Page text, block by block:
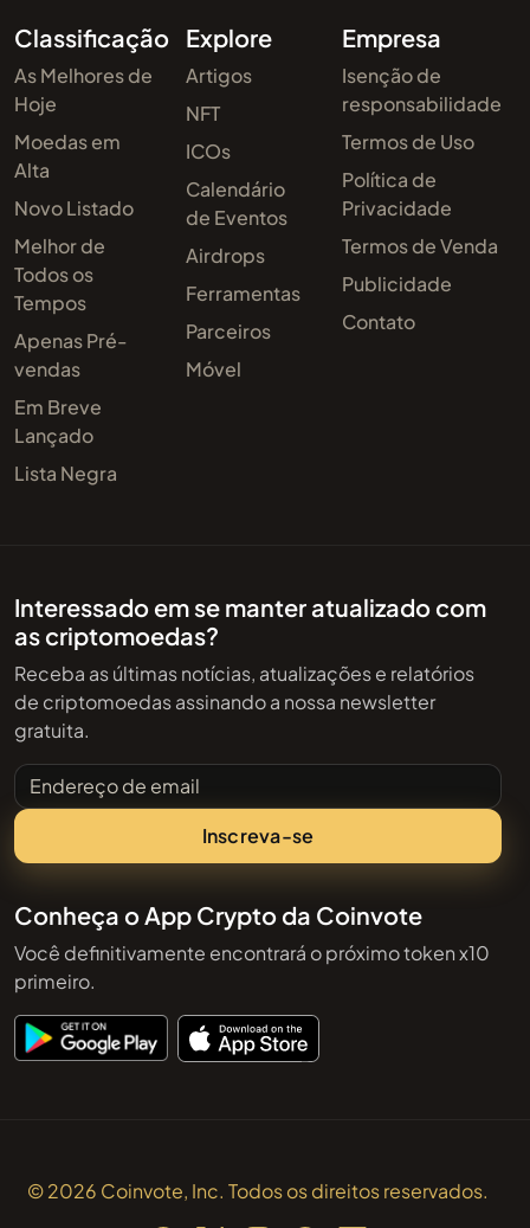
Classificação
As Melhores de
Hoje
Moedas em
Alta
Novo Listado
Melhor de
Todos os
Tempos
Apenas Pré-
vendas
Em Breve
Lançado
Lista Negra
Explore
Artigos
NFT
ICOs
Calendário
de Eventos
Airdrops
Ferramentas
Parceiros
Móvel
Empresa
Isenção de
responsabilidade
Termos de Uso
Política de
Privacidade
Termos de Venda
Publicidade
Contato
Interessado em se manter atualizado com
as criptomoedas?
Receba as últimas notícias, atualizações e relatórios
de criptomoedas assinando a nossa newsletter
gratuita.
Endereço de email
Inscreva-se
Conheça o App Crypto da Coinvote
Você definitivamente encontrará o próximo token x10
primeiro.
© 2026 Coinvote, Inc. Todos os direitos reservados.